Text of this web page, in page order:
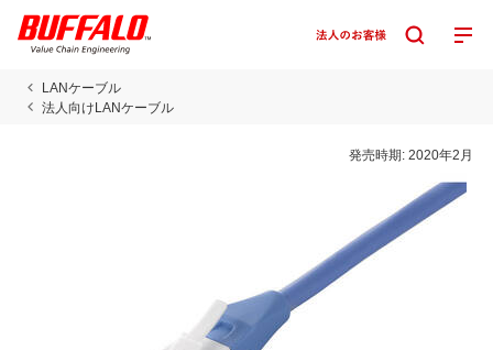
LANケーブル
法人向けLANケーブル
発売時期:2020年2月